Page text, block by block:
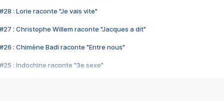
#28 : Lorie raconte "Je vais vite"
#27 : Christophe Willem raconte "Jacques a dit"
#26 : Chimène Badi raconte "Entre nous"
#25 : Indochine raconte "3e sexe"